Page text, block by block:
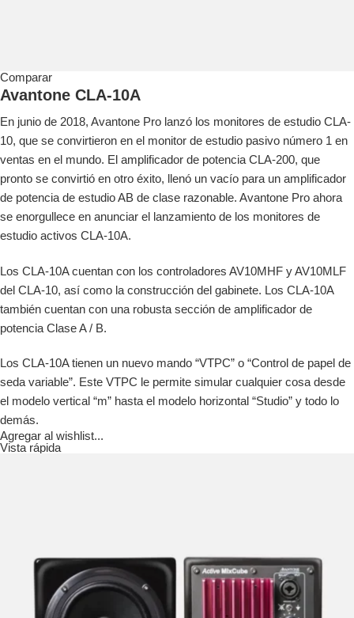
Comparar
Avantone CLA-10A
En junio de 2018, Avantone Pro lanzó los monitores de estudio CLA-
10, que se convirtieron en el monitor de estudio pasivo número 1 en
ventas en el mundo. El amplificador de potencia CLA-200, que
pronto se convirtió en otro éxito, llenó un vacío para un amplificador
de potencia de estudio AB de clase razonable. Avantone Pro ahora
se enorgullece en anunciar el lanzamiento de los monitores de
estudio activos CLA-10A.
Los CLA-10A cuentan con los controladores AV10MHF y AV10MLF
del CLA-10, así como la construcción del gabinete. Los CLA-10A
también cuentan con una robusta sección de amplificador de
potencia Clase A / B.
Los CLA-10A tienen un nuevo mando “VTPC” o “Control de papel de
seda variable”. Este VTPC le permite simular cualquier cosa desde
el modelo vertical “m” hasta el modelo horizontal “Studio” y todo lo
demás.
Agregar al wishlist...
Vista rápida